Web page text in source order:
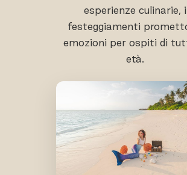
esperienze culinarie, i
festeggiamenti
emozioni per ospiti di
età.